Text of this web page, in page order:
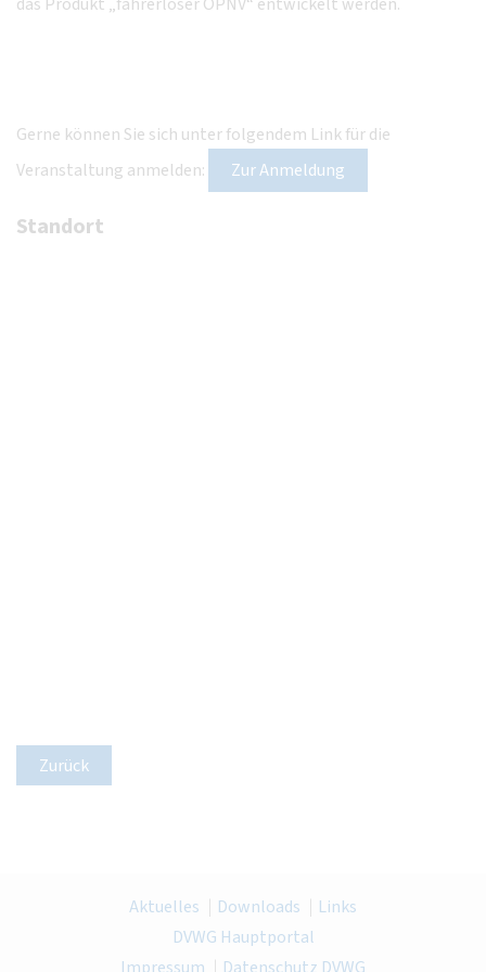
Gerne können Sie sich unter folgendem Link für die
Veranstaltung anmelden:
Zur Anmeldung
Standort
Zurück
Aktuelles Downloads
Links
DVWG Hauptportal